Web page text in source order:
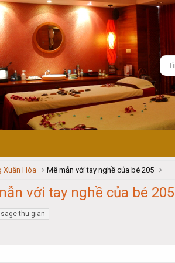
Xuân Hòa Mê mẫn với tay nghề của bé 205
với tay nghề của bé 205
thu gian